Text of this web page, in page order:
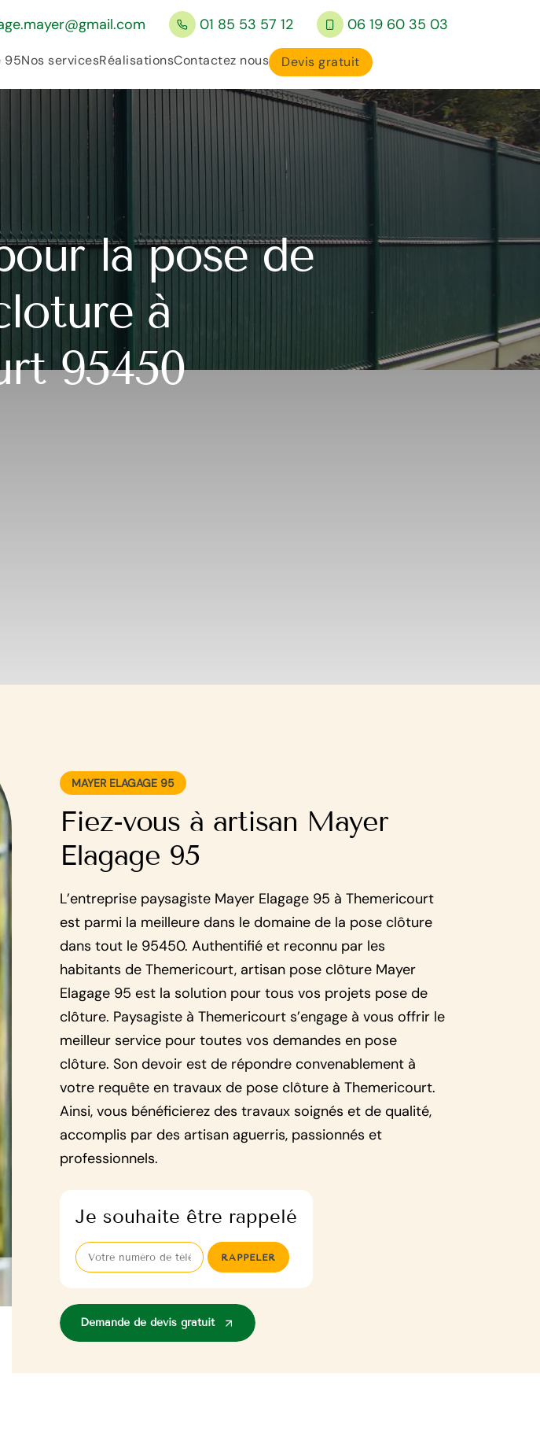
01 85 53 57 12 06 19 60 35 03
95Nos servicesRéalisationsContactez nous Devis gratuit
la pose de
à
95450
MAYER ELAGAGE 95
Fiez-vous à artisan Mayer
Elagage 95
L’entreprise paysagiste Mayer Elagage 95 à Themericourt
est parmi la meilleure dans le domaine de la pose clôture
dans tout le 95450. Authentifié et reconnu par les
habitants de Themericourt, artisan pose clôture Mayer
Elagage 95 est la solution pour tous vos projets pose de
clôture. Paysagiste à Themericourt s’engage à vous offrir le
meilleur service pour toutes vos demandes en pose
clôture. Son devoir est de répondre convenablement à
votre requête en travaux de pose clôture à Themericourt.
Ainsi, vous bénéficierez des travaux soignés et de qualité,
accomplis par des artisan aguerris, passionnés et
professionnels.
Je souhaite être rappelé
Demande de devis gratuit